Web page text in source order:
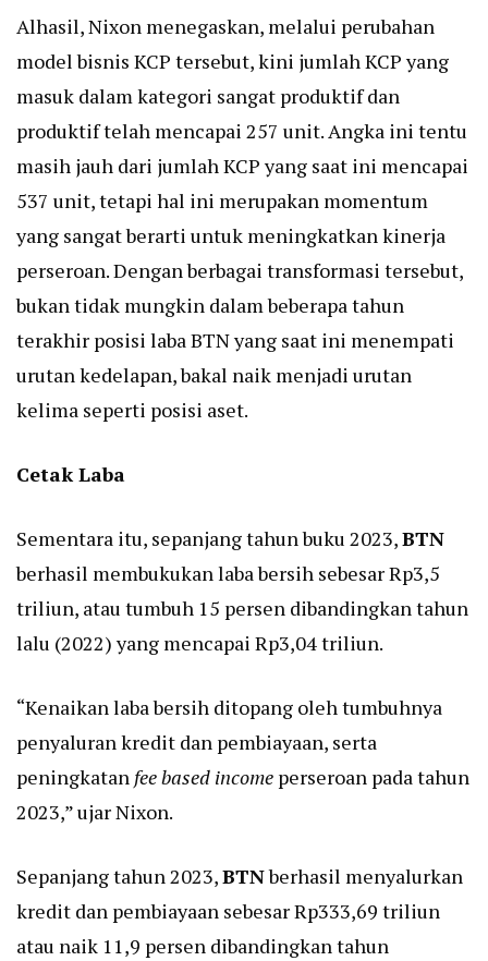
Alhasil, Nixon menegaskan, melalui perubahan
model bisnis KCP tersebut, kini jumlah KCP yang
masuk dalam kategori sangat produktif dan
produktif telah mencapai 257 unit. Angka ini tentu
masih jauh dari jumlah KCP yang saat ini mencapai
537 unit, tetapi hal ini merupakan momentum
yang sangat berarti untuk meningkatkan kinerja
perseroan. Dengan berbagai transformasi tersebut,
bukan tidak mungkin dalam beberapa tahun
terakhir posisi laba BTN yang saat ini menempati
urutan kedelapan, bakal naik menjadi urutan
kelima seperti posisi aset.
Cetak Laba
Sementara itu, sepanjang tahun buku 2023,BTN
berhasil membukukan laba bersih sebesar Rp3,5
triliun, atau tumbuh 15 persen dibandingkan tahun
lalu (2022) yang mencapai Rp3,04 triliun.
“Kenaikan laba bersih ditopang oleh tumbuhnya
penyaluran kredit dan pembiayaan, serta
peningkatan fee based income perseroan pada tahun
2023,” ujar Nixon.
Sepanjang tahun 2023,BTNberhasil menyalurkan
kredit dan pembiayaan sebesar Rp333,69 triliun
atau naik 11,9 persen dibandingkan tahun